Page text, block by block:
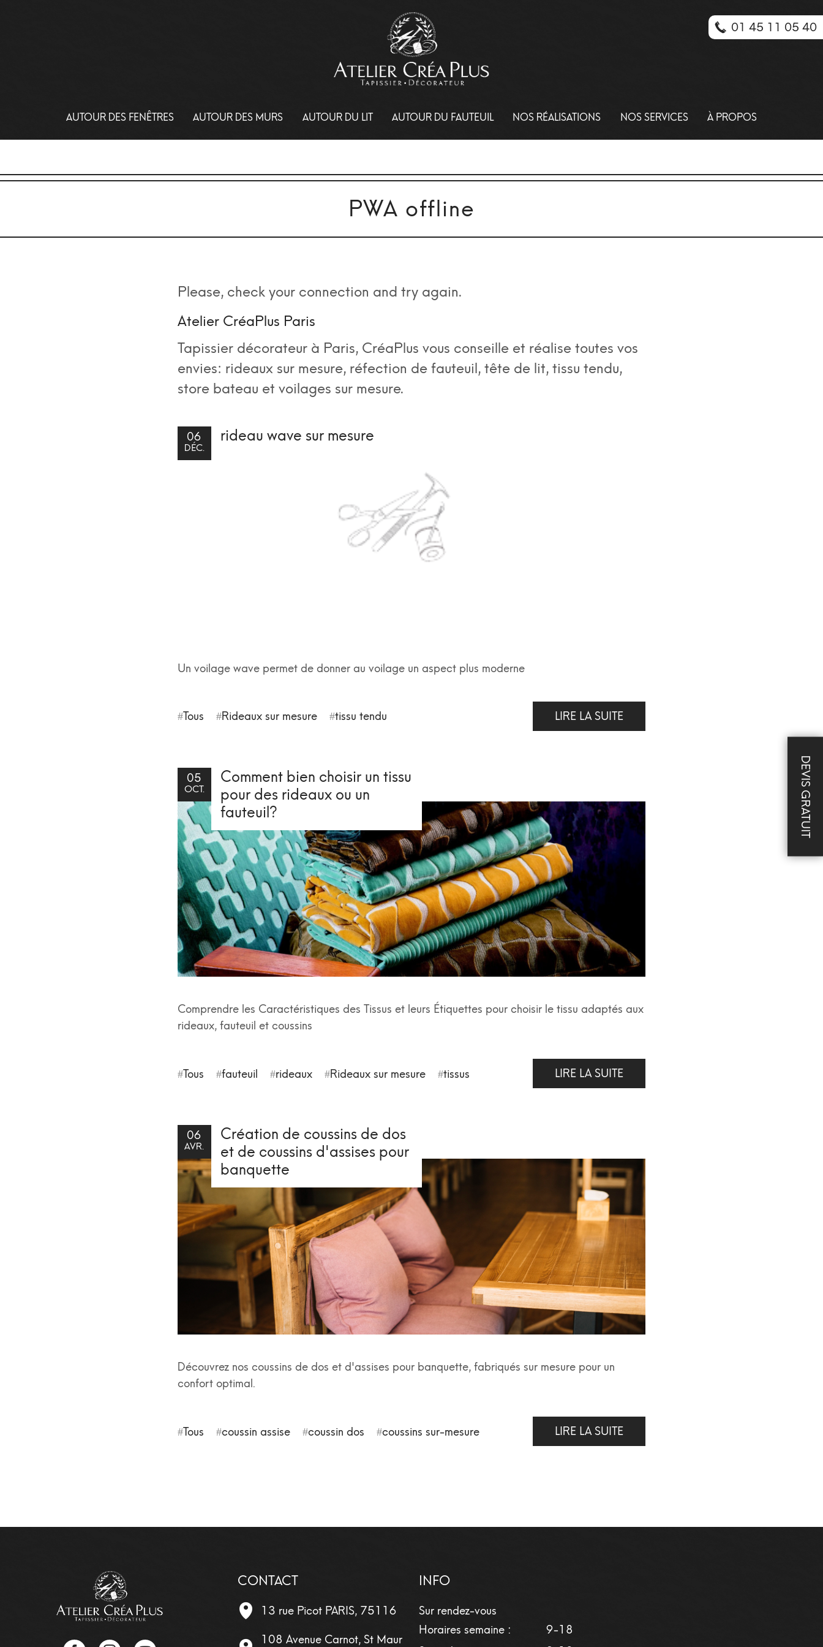
AUTOUR DES FENÊTRES AUTOUR DES MURS AUTOUR DU LIT AUTOUR DU FAUTEUIL NOS RÉALISATIONS NOS SERVICES À PROPOS
PWA offline
Please, check your connection and try again.
Atelier CréaPlus Paris
Tapissier décorateur à Paris, CréaPlus vous conseille et réalise toutes vos
envies: rideaux sur mesure, réfection de fauteuil, tête de lit, tissu tendu,
store bateau et voilages sur mesure.
06
DÉC.
rideau wave sur mesure
Un voilage wave permet de donner au voilage un aspect plus moderne
Tous Rideaux sur mesure tissu tendu LIRE LA SUITE
05
OCT.
Comment bien choisir un tissu
pour des rideaux ou un
fauteuil?
Comprendre les Caractéristiques des Tissus et leurs Étiquettes pour choisir le tissu adaptés aux
rideaux, fauteuil et coussins
Tous fauteuil rideaux Rideaux sur mesure tissus LIRE LA SUITE
06
AVR.
Création de coussins de dos
et de coussins d'assises pour
banquette
Découvrez nos coussins de dos et d'assises pour banquette, fabriqués sur mesure pour un
confort optimal.
Tous coussin assise coussin dos coussins sur-mesure LIRE LA SUITE
CONTACT
13 rue Picot PARIS, 75116
108 Avenue Carnot, St Maur
INFO
Sur rendez-vous
Horaires semaine :
9-18
DEVIS GRATUIT
01 45 11 05 40